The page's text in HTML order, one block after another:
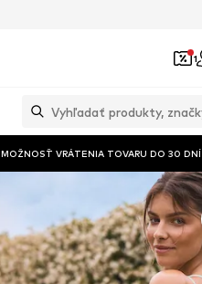
1
MOŽNOSŤ VRÁTENIA TOVARU DO 30 DNÍ